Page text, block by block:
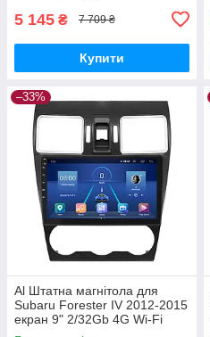
5 145 ₴ 7 709 ₴
Купити
–33%
Al Штатна магнітола для
Subaru Forester IV 2012-2015
екран 9" 2/32Gb 4G Wi-Fi
GPS Top Android